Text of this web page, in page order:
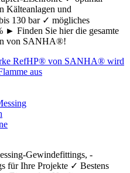
Kälteanlagen und
130 bar ✓ mögliches
► Finden Sie hier die gesamte
von SANHA®!
Gewindefittings, -
für Ihre Projekte ✓ Bestens